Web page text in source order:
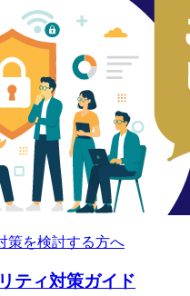
策を検討する方へ
ティ対策ガイド